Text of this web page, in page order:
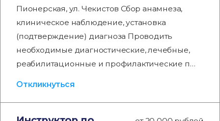
Пионерская, ул. Чекистов Сбор анамнеза,
клиническое наблюдение, установка
(подтверждение) диагноза Проводить
необходимые диагностические, лечебные,
реабилитационные и профилактические п…
Откликнуться